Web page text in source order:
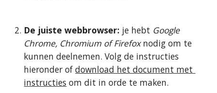
De juiste webbrowser: je hebt Google
Chrome, Chromium of Firefox nodig om te
kunnen deelnemen. Volg de instructies
hieronder of download het document met
instructies om dit in orde te maken.